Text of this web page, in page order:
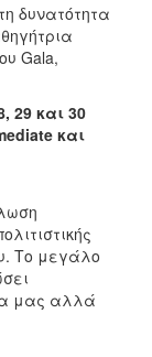
δυνατότητα
Gala,
29 και 30
και
Το μεγάλο
μας αλλά